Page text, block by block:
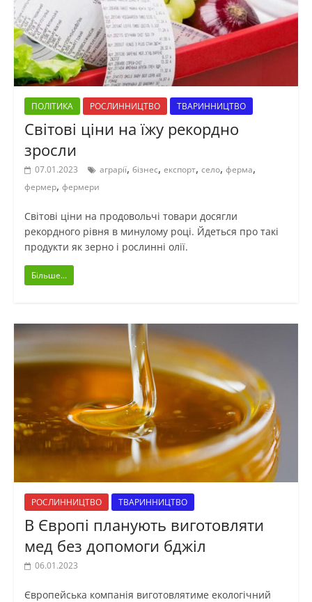
ПОЛІТИКА РОСЛИННИЦТВО ТВАРИННИЦТВО
Світові ціни на їжу рекордно
зросли
07.01.2023 аграрії, бізнес, експорт, село, ферма,
фермер, фермери
Світові ціни на продовольчі товари досягли
рекордного рівня в минулому році. Йдеться про такі
продукти як зерно і рослинні олії.
Більше...
РОСЛИННИЦТВО ТВАРИННИЦТВО
В Європі планують виготовляти
мед без допомоги бджіл
06.01.2023
Європейська компанія виготовлятиме екологічний